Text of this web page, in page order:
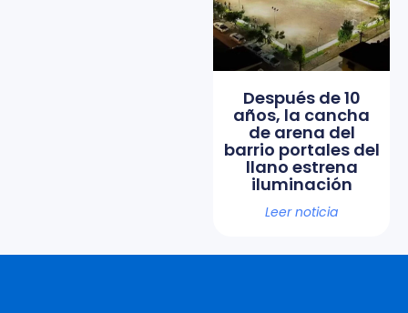
Después de 10
años, la cancha
de arena del
barrio portales del
llano estrena
iluminación
Leer noticia